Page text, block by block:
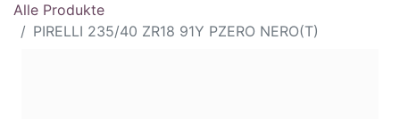
Alle Produkte
PIRELLI 235/40 ZR18 91Y PZERO NERO(T)